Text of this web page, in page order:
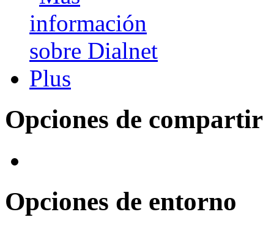
Opciones de compartir
Opciones de entorno